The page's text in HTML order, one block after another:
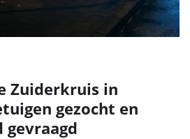
Zuiderkruis in
gezocht en
gevraagd